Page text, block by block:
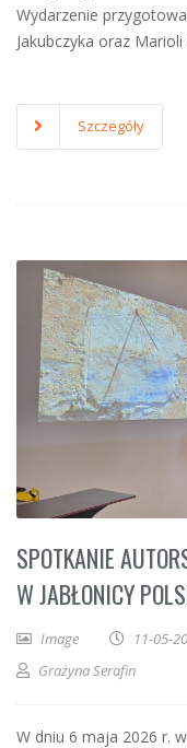
Wydarzenie
Jakubczyka oraz
Szczegóły
SPOTKANIE
W JABŁONICY
Image 11-05-
Grażyna Serafin
W dniu 6 maja 2026 r.